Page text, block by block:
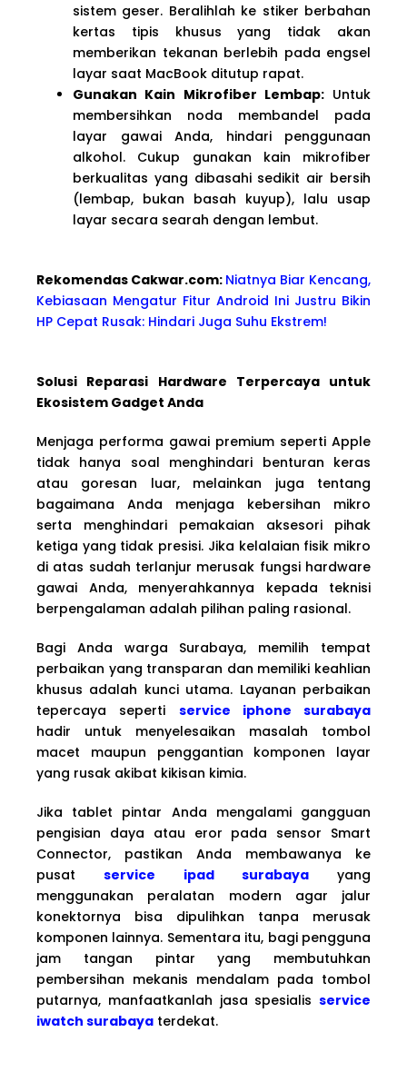
sistem geser. Beralihlah ke stiker berbahan
kertas tipis khusus yang tidak akan
memberikan tekanan berlebih pada engsel
layar saat MacBook ditutup rapat.
Gunakan Kain Mikrofiber Lembap:Untuk
membersihkan noda membandel pada
layar gawai Anda, hindari penggunaan
alkohol. Cukup gunakan kain mikrofiber
berkualitas yang dibasahi sedikit air bersih
(lembap, bukan basah kuyup), lalu usap
layar secara searah dengan lembut.
Rekomendas Cakwar.com: Niatnya Biar Kencang,
Kebiasaan Mengatur Fitur Android Ini Justru Bikin
HP Cepat Rusak: Hindari Juga Suhu Ekstrem!
Solusi Reparasi Hardware Terpercaya untuk
Ekosistem Gadget Anda
Menjaga performa gawai premium seperti Apple
tidak hanya soal menghindari benturan keras
atau goresan luar, melainkan juga tentang
bagaimana Anda menjaga kebersihan mikro
serta menghindari pemakaian aksesori pihak
ketiga yang tidak presisi. Jika kelalaian fisik mikro
di atas sudah terlanjur merusak fungsi hardware
gawai Anda, menyerahkannya kepada teknisi
berpengalaman adalah pilihan paling rasional.
Bagi Anda warga Surabaya, memilih tempat
perbaikan yang transparan dan memiliki keahlian
khusus adalah kunci utama. Layanan perbaikan
tepercaya seperti service iphone surabaya
hadir untuk menyelesaikan masalah tombol
macet maupun penggantian komponen layar
yang rusak akibat kikisan kimia.
Jika tablet pintar Anda mengalami gangguan
pengisian daya atau eror pada sensor Smart
Connector, pastikan Anda membawanya ke
pusatservice ipad surabayayang
menggunakan peralatan modern agar jalur
konektornya bisa dipulihkan tanpa merusak
komponen lainnya. Sementara itu, bagi pengguna
jam tangan pintar yang membutuhkan
pembersihan mekanis mendalam pada tombol
putarnya, manfaatkanlah jasa spesialis service
iwatch surabaya terdekat.